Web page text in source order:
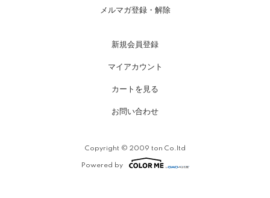
メルマガ登録・解除
新規会員登録
マイアカウント
カートを見る
お問い合わせ
Copyright © 2009 ton Co.ltd
Powered by